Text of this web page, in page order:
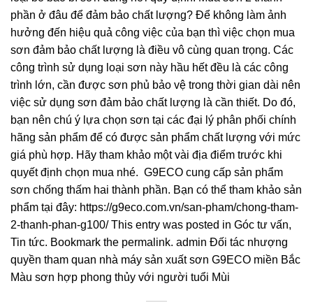
phần ở đâu để đảm bảo chất lượng? Để không làm ảnh
hưởng đến hiệu quả công việc của bạn thì việc chọn mua
sơn đảm bảo chất lượng là điều vô cùng quan trọng. Các
công trình sử dụng loại sơn này hầu hết đều là các công
trình lớn, cần được sơn phủ bảo vệ trong thời gian dài nên
việc sử dụng sơn đảm bảo chất lượng là cần thiết. Do đó,
bạn nên chú ý lựa chọn sơn tại các đại lý phân phối chính
hãng sản phẩm để có được sản phẩm chất lượng với mức
giá phù hợp. Hãy tham khảo một vài địa điểm trước khi
quyết định chọn mua nhé. G9ECO cung cấp sản phẩm
sơn chống thấm hai thành phần. Bạn có thể tham khảo sản
phẩm tại đây: https://g9eco.com.vn/san-pham/chong-tham-
2-thanh-phan-g100/ This entry was posted in Góc tư vấn,
Tin tức. Bookmark the permalink. admin Đối tác nhượng
quyền tham quan nhà máy sản xuất sơn G9ECO miền Bắc
Màu sơn hợp phong thủy với người tuổi Mùi